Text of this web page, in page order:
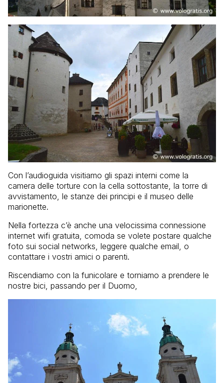
Con l’audioguida visitiamo gli spazi interni come la
camera delle torture con la cella sottostante, la torre di
avvistamento, le stanze dei principi e il museo delle
marionette.
Nella fortezza c’è anche una velocissima connessione
internet wifi gratuita, comoda se volete postare qualche
foto sui social networks, leggere qualche email, o
contattare i vostri amici o parenti.
Riscendiamo con la funicolare e torniamo a prendere le
nostre bici, passando per il Duomo,